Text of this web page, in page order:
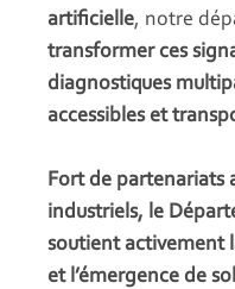
artificielle, notre
transformer ces
diagnostiques
accessibles et
Fort de partenariats
industriels, le
soutient activement
et l’émergence de